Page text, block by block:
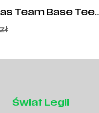
Team Base Tee
zł
Świat Legii